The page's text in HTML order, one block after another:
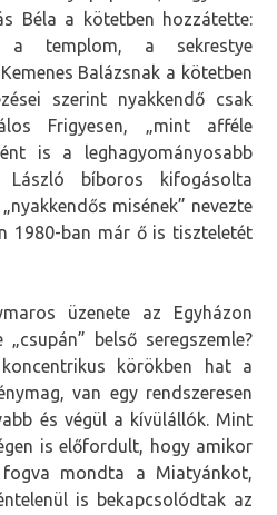
Béla a kötetben hozzátette:
templom, a sekrestye
Balázsnak a kötetben
szerint nyakkendő csak
Frigyesen, „mint afféle
is a leghagyományosabb
László bíboros kifogásolta
misének” nevezte
1980-ban már ő is tiszteletét
üzenete az Egyházon
belső seregszemle?
körökben hat a
van egy rendszeresen
és végül a kívülállók. Mint
is előfordult, hogy amikor
mondta a Miatyánkot,
is bekapcsolódtak az